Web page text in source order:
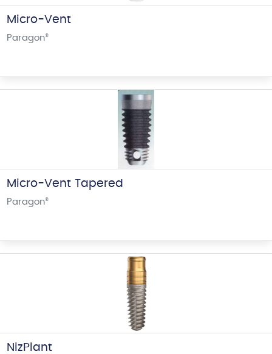
Micro-Vent
Paragon®
Micro-Vent Tapered
Paragon®
NizPlant